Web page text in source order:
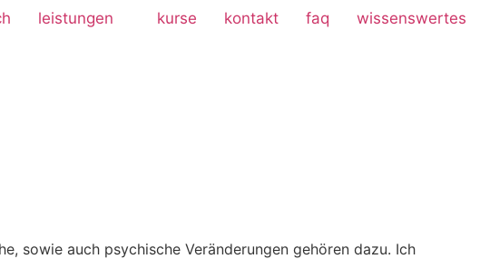
leistungen kurse kontakt faq
wissenswertes
sowie auch psychische Veränderungen gehören dazu. Ich